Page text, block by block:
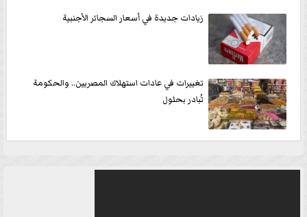
زيادات جديدة في أسعار السجائر الأجنبية
تغييرات في عادات استهلاك المصريين.. والحكومة
تُبادر بحلول